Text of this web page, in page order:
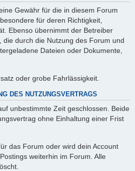
Gewähr für die in diesem Forum
für deren Richtigkeit,
Ebenso übernimmt der Betreiber
die durch die Nutzung des Forum und
Dateien oder Dokumente,
oder grobe Fahrlässigkeit.
DES NUTZUNGSVERTRAGS
unbestimmte Zeit geschlossen. Beide
ohne Einhaltung einer Frist
das Forum oder wird dein Account
weiterhin im Forum. Alle